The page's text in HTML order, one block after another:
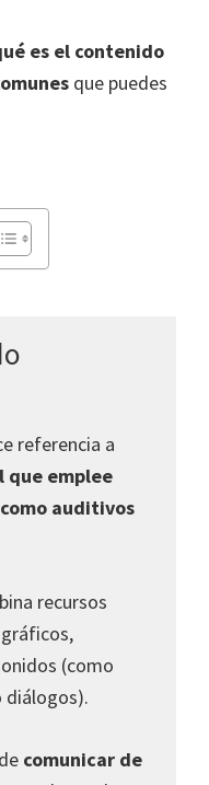
es el contenido
que puedes
referencia a
emplee
auditivos
recursos
(como
diálogos).
comunicar de